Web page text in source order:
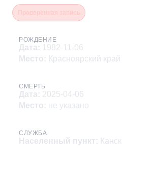
РОЖДЕНИЕ
Дата: 1982-11-06
Место: Красноярский край
СМЕРТЬ
Дата: 2025-04-06
Место: не указано
СЛУЖБА
Населенный пункт: Канск